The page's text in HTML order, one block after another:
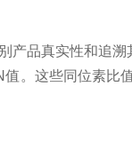
真实性和追溯
值。这些同位素